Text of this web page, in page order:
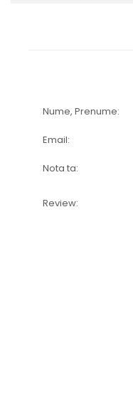
Nume, Prenume:
Email:
Nota ta:
Review: